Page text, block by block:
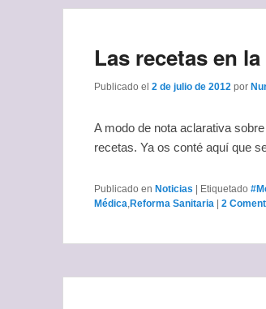
Las recetas en
Publicado el 2 de julio de 2012 por
A modo de nota aclarativa
recetas. Ya os conté aquí que
Publicado en Noticias | Etiquetado
Médica Reforma Sanitaria | 2